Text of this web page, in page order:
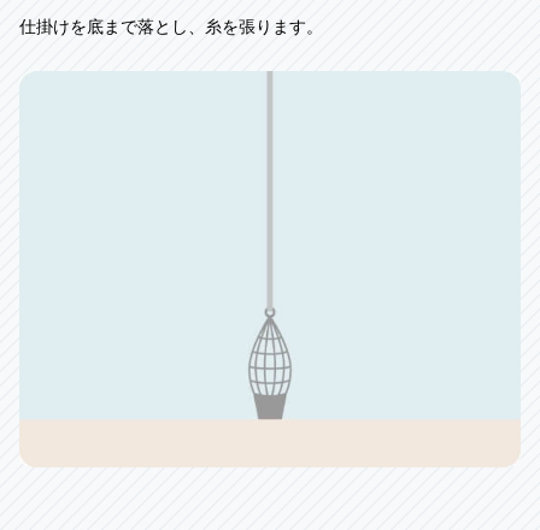
仕掛けを底まで落とし、糸を張ります。